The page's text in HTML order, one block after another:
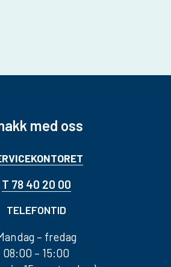
med oss
T 78 40 20 00
TELEFONTID
– fredag
08:00 – 15:00